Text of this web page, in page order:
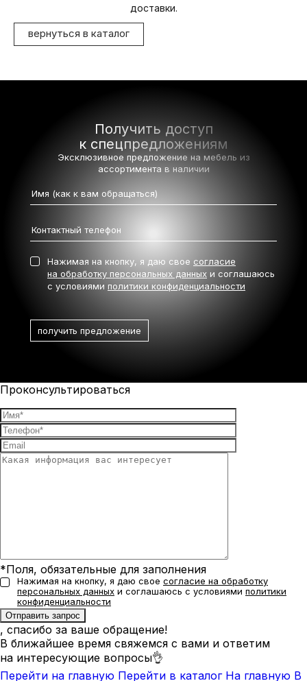
доставки.
вернуться в каталог
Получить доступ
к спецпредложениям
Эксклюзивное предложение на мебель из
ассортимента в наличии
Нажимая на кнопку, я даю свое согласие
на обработку персональных данных и соглашаюсь
с условиями политики конфиденциальности
Проконсультироваться
*Поля, обязательные для заполнения
Нажимая на кнопку, я даю свое согласие на обработку
персональных данных и соглашаюсь с условиями политики
конфиденциальности
, спасибо за ваше обращение!
В ближайшее время свяжемся с вами и ответим
на интересующие вопросы👌
Перейти на главную Перейти в каталог На главную В